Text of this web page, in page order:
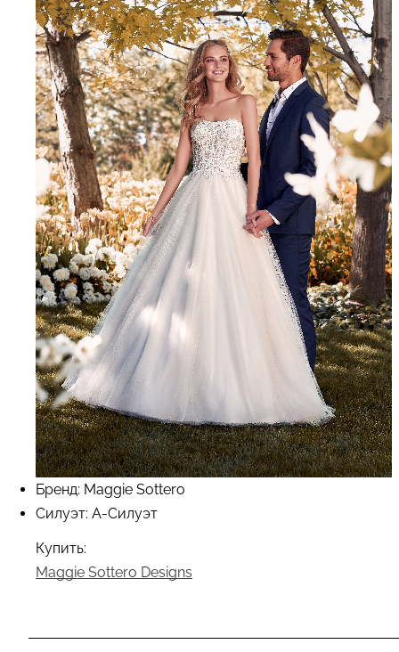
Бренд: Maggie Sottero
Силуэт: А-Силуэт
Купить:
Maggie Sottero Designs